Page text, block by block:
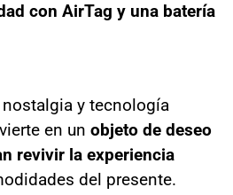
con AirTag y una batería
y tecnología
en un objeto de deseo
revivir la experiencia
del presente.